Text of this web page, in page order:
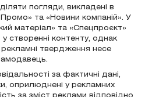
погляди, викладені в
та «Новини компаній». У
матеріал» та «Спецпроєкт»
створенні контенту, однак
рекламні твердження несе
за фактичні дані,
оприлюднені у рекламних
за зміст реклами відповідно